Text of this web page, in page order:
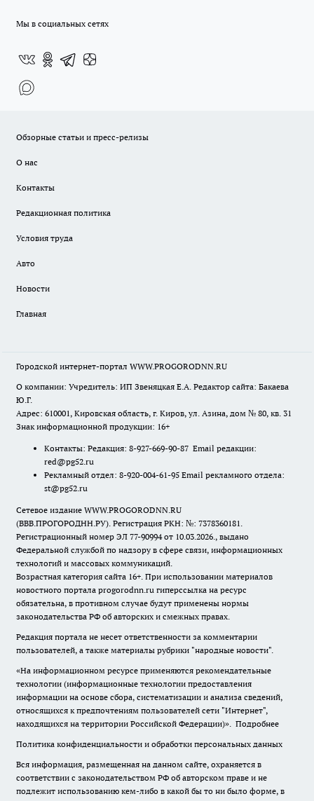
Мы в социальных сетях
Обзорные статьи и пресс-релизы
О нас
Контакты
Редакционная политика
Условия труда
Авто
Новости
Главная
Городской интернет-портал WWW.PROGORODNN.RU
О компании: Учредитель: ИП Звеняцкая Е.А. Редактор сайта: Бакаева
Ю.Г.
Адрес: 610001, Кировская область, г. Киров, ул. Азина, дом № 80, кв. 31
Знак информационной продукции: 16+
Контакты: Редакция: 8-927-669-90-87 Email редакции:
red@pg52.ru
Рекламный отдел: 8-920-004-61-95 Email рекламного отдела:
st@pg52.ru
Сетевое издание WWW.PROGORODNN.RU
(ВВВ.ПРОГОРОДНН.РУ). Регистрация РКН: №: 7378360181.
Регистрационный номер ЭЛ 77-90994 от 10.03.2026., выдано
Федеральной службой по надзору в сфере связи, информационных
технологий и массовых коммуникаций.
Возрастная категория сайта 16+. При использовании материалов
новостного портала progorodnn.ru гиперссылка на ресурс
обязательна, в противном случае будут применены нормы
законодательства РФ об авторских и смежных правах.
Редакция портала не несет ответственности за комментарии
пользователей, а также материалы рубрики "народные новости".
«На информационном ресурсе применяются рекомендательные
технологии (информационные технологии предоставления
информации на основе сбора, систематизации и анализа сведений,
относящихся к предпочтениям пользователей сети "Интернет",
находящихся на территории Российской Федерации)». Подробнее
Политика конфиденциальности и обработки персональных данных
Вся информация, размещенная на данном сайте, охраняется в
соответствии с законодательством РФ об авторском праве и не
подлежит использованию кем-либо в какой бы то ни было форме, в